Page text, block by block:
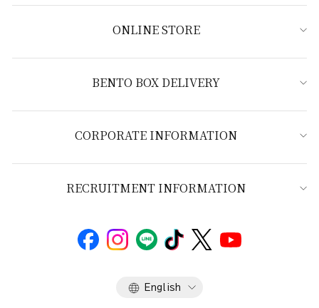
ONLINE STORE
BENTO BOX DELIVERY
CORPORATE INFORMATION
RECRUITMENT INFORMATION
Language
English